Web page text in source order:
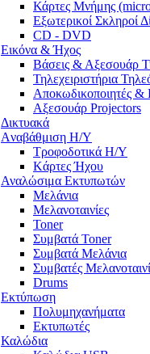
Κάρτες Μνήμης
Εξωτερικοί Σκληροί
CD - DVD
Εικόνα & Ήχος
Βάσεις & Αξεσουάρ
Τηλεχειριστήρια
Αποκωδικοποιητές &
Αξεσουάρ Projectors
Δικτυακά
Aναβάθμιση Η/Υ
Τροφοδοτικά Η/Υ
Kάρτες Ήχου
Αναλώσιμα Εκτυπωτών
Μελάνια
Μελανοταινίες
Toner
Συμβατά Toner
Συμβατά Μελάνια
Συμβατές
Drums
Εκτύπωση
Πολυμηχανήματα
Εκτυπωτές
Καλώδια